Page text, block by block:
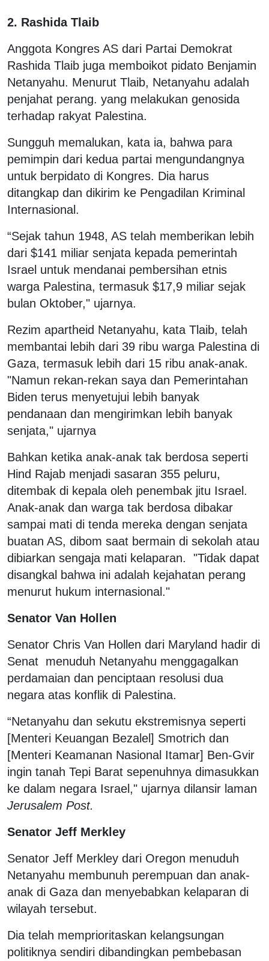
2. Rashida Tlaib
Anggota Kongres AS dari Partai Demokrat
Rashida Tlaib juga memboikot pidato Benjamin
Netanyahu. Menurut Tlaib, Netanyahu adalah
penjahat perang. yang melakukan genosida
terhadap rakyat Palestina.
Sungguh memalukan, kata ia, bahwa para
pemimpin dari kedua partai mengundangnya
untuk berpidato di Kongres. Dia harus
ditangkap dan dikirim ke Pengadilan Kriminal
Internasional.
“Sejak tahun 1948, AS telah memberikan lebih
dari $141 miliar senjata kepada pemerintah
Israel untuk mendanai pembersihan etnis
warga Palestina, termasuk $17,9 miliar sejak
bulan Oktober," ujarnya.
Rezim apartheid Netanyahu, kata Tlaib, telah
membantai lebih dari 39 ribu warga Palestina di
Gaza, termasuk lebih dari 15 ribu anak-anak.
"Namun rekan-rekan saya dan Pemerintahan
Biden terus menyetujui lebih banyak
pendanaan dan mengirimkan lebih banyak
senjata," ujarnya
Bahkan ketika anak-anak tak berdosa seperti
Hind Rajab menjadi sasaran 355 peluru,
ditembak di kepala oleh penembak jitu Israel.
Anak-anak dan warga tak berdosa dibakar
sampai mati di tenda mereka dengan senjata
buatan AS, dibom saat bermain di sekolah atau
dibiarkan sengaja mati kelaparan. "Tidak dapat
disangkal bahwa ini adalah kejahatan perang
menurut hukum internasional."
Senator Van Hollen
Senator Chris Van Hollen dari Maryland hadir di
Senat menuduh Netanyahu menggagalkan
perdamaian dan penciptaan resolusi dua
negara atas konflik di Palestina.
“Netanyahu dan sekutu ekstremisnya seperti
[Menteri Keuangan Bezalel] Smotrich dan
[Menteri Keamanan Nasional Itamar] Ben-Gvir
ingin tanah Tepi Barat sepenuhnya dimasukkan
ke dalam negara Israel," ujarnya dilansir laman
Jerusalem Post.
Senator Jeff Merkley
Senator Jeff Merkley dari Oregon menuduh
Netanyahu membunuh perempuan dan anak-
anak di Gaza dan menyebabkan kelaparan di
wilayah tersebut.
Dia telah memprioritaskan kelangsungan
politiknya sendiri dibandingkan pembebasan